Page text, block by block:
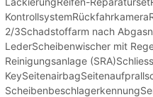
2/3Schadstoffarm nach
LederScheibenwischer mit
Reinigungsanlage